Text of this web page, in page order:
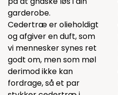
garderobe.
Cedertræ er olieholdigt
og afgiver en duft, som
vi mennesker synes ret
godt om, men som møl
derimod ikke kan
fordrage, så et par